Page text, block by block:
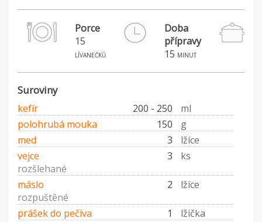
Porce
15
lívanečků
Doba
přípravy
15 minut
Suroviny
kefír 200 - 250
ml
polohrubá mouka
150
g
med
3
lžíce
vejce
3
ks
rozšlehané
máslo
2
lžíce
rozpuštěné
prášek do pečiva
1
lžička